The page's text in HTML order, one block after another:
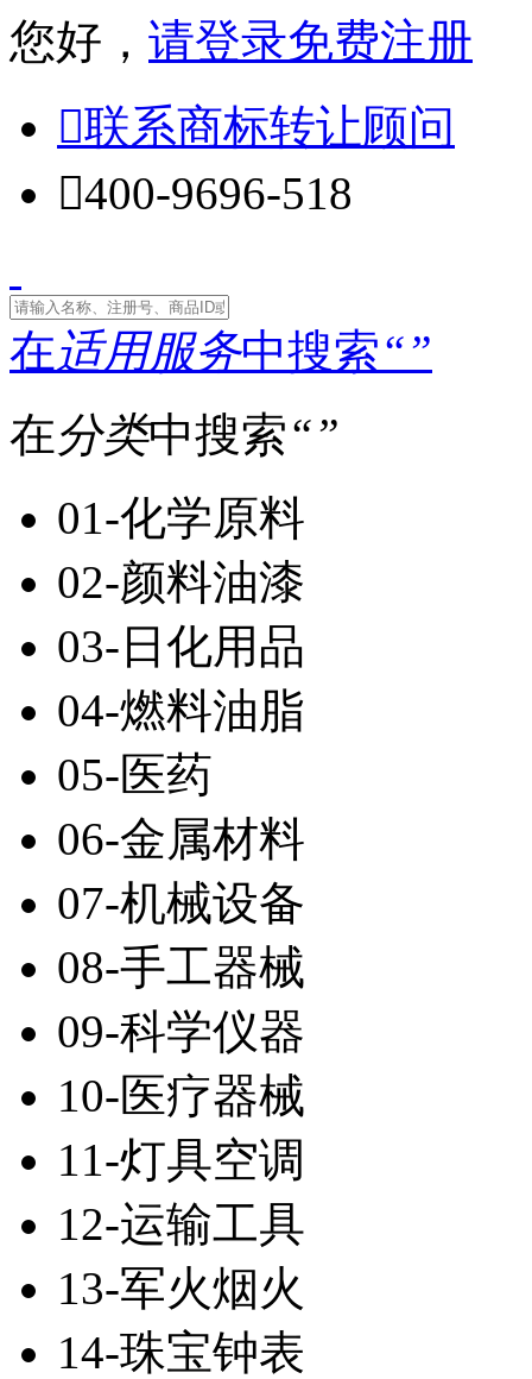
您好， 请登录免费注册
联系商标转让顾问
400-9696-518
在适用服务中搜索“”
在分类中搜索“”
01-化学原料
02-颜料油漆
03-日化用品
04-燃料油脂
05-医药
06-金属材料
07-机械设备
08-手工器械
09-科学仪器
10-医疗器械
11-灯具空调
12-运输工具
13-军火烟火
14-珠宝钟表